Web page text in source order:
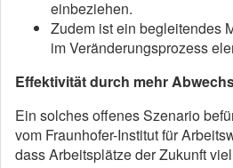
einbeziehen.
Zudem ist ein begleitendes
im Veränderungsprozess
Effektivität durch mehr
Ein solches offenes Szenario
vom Fraunhofer-Institut für
dass Arbeitsplätze der Zukunft